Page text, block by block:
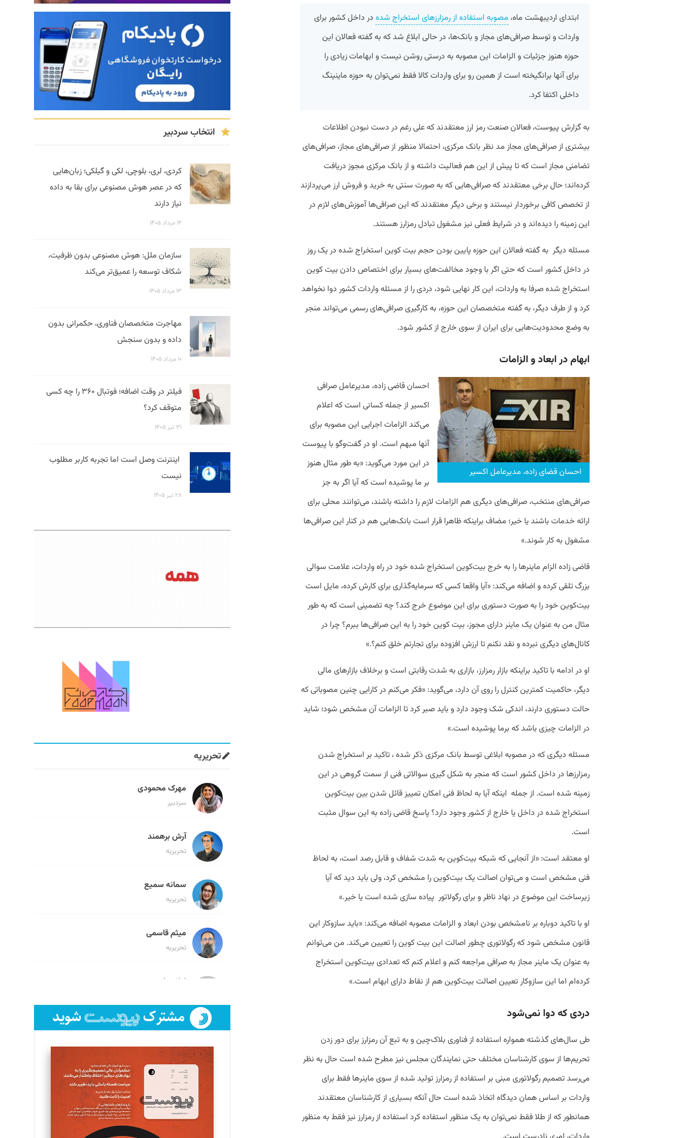
ابتدای اردی‎بهشت ماه، مصوبه استفاده از رمزارزهای استخراج شده در داخل کشور برای
واردات و توسط صرافی‌های مجاز و بانک‌ها، در حالی ابلاغ شد که به گفته فعالان این
حوزه هنوز جزئیات و الزامات این مصوبه به درستی روشن نیست و ابهامات زیادی را
برای آنها برانگیخته است از همین رو برای واردات کالا فقط نمی‌توان به حوزه ماینینگ
داخلی اکتفا کرد.
به گزارش پیوست، فعالان صنعت رمز ارز معتقدند که علی رغم در دست نبودن اطلاعات
بیشتری از صرافی‌های مجاز مد نظر بانک مرکزی، احتمالا منظور از صرافی‌های مجاز، صرافی‌های
تضامنی مجاز است که تا پیش از این هم فعالیت داشته‌ و از بانک مرکزی مجوز دریافت
کرده‌اند؛ حال برخی معتقدند که صرافی‌هایی که به صورت سنتی به خرید و فروش ارز می‌پردازند
از تخصص کافی برخوردار نیستند و برخی دیگر معتقدند که این صرافی‌ها آموزش‌های لازم در
این زمینه را دیده‌اند و در شرایط فعلی نیز مشغول تبادل رمزارز هستند.
مسئله دیگر به گفته فعالان این حوزه پایین بودن حجم بیت کوین استخراج شده در یک روز
در داخل کشور است که حتی اگر با وجود مخالفت‌های بسیار برای اختصاص دادن بیت کوین
استخراج شده صرفا به واردات، این کار نهایی شود، دردی را از مسئله واردات کشور دوا نخواهد
کرد و از طرف دیگر، به گفته متخصصان این حوزه، به کارگیری صرافی‌های رسمی می‌تواند منجر
به وضع محدودیت‌هایی برای ایران از سوی خارج از کشور شود.
ابهام در ابعاد و الزامات
احسان قضای زاده، مدیرعامل اکسیر
احسان قاضی زاده، مدیرعامل صرافی
اکسیر از جمله کسانی است که اعلام
می‌کند الزامات اجرایی این مصوبه برای
آنها مبهم است. او در گفت‌وگو با پیوست
در این مورد می‌گوید: «به طور مثال هنوز
بر ما پوشیده است که آیا اگر به جز
صرافی‌های منتخب، صرافی‌های دیگری هم الزامات لازم را داشته باشند، می‌توانند محلی برای
ارائه خدمات باشند یا خیر؛ مضاف براینکه ظاهرا قرار است بانک‌هایی هم در کنار این صرافی‌ها
مشغول به کار شوند.»
قاضی زاده الزام ماینرها را به خرج بیت‌کوین استخراج شده خود در راه واردات، علامت سوالی
بزرگ تلقی کرده و اضافه می‌کند: «آیا واقعا کسی که سرمایه‌گذاری برای کارش کرده، مایل است
بیت‌کوین خود را به صورت دستوری برای این موضوع خرج کند؟ چه تضمینی است که به طور
مثال من به عنوان یک ماینر دارای مجوز، بیت کوین خود را به این صرافی‌ها ببرم؟ چرا در
کانال‌های دیگری نبرده و نقد نکنم تا ارزش افزوده برای تجارتم خلق کنم؟.»
او در ادامه با تاکید براینکه بازار رمزارز، بازاری به شدت رقابتی است و برخلاف بازارهای مالی
دیگر، حاکمیت کمترین کنترل را روی آن دارد، می‌گوید: «فکر می‌کنم در کارایی چنین مصوباتی که
حالت دستوری دارند، اندکی شک وجود دارد و باید صبر کرد تا الزامات آن مشخص شود؛ شاید
در الزامات چیزی باشد که برما پوشیده است.»
مسئله دیگری که در مصوبه ابلاغی توسط بانک مرکزی ذکر شده ، تاکید بر استخراج شدن
رمزارزها در داخل کشور است که منجر به شکل گیری سوالاتی فنی از سمت گروهی در این
زمینه شده است. از جمله اینکه آیا به لحاظ فنی امکان تمییز قائل شدن بین بیت‌کوین
استخراج شده در داخل یا خارج از کشور وجود دارد؟ پاسخ قاضی زاده به این سوال مثبت
است.
او معتقد است: «از آنجایی که شبکه بیت‌کوین به شدت شفاف و قابل رصد است، به لحاظ
فنی مشخص است و می‌توان اصالت یک بیت‌کوین را مشخص کرد، ولی باید دید که آیا
زیرساخت این موضوع در نهاد ناظر و برای رگولاتور پیاده سازی شده است یا خیر.»
او با تاکید دوباره بر نامشخص بودن ابعاد و الزامات مصوبه اضافه می‌کند: «باید سازوکار این
قانون مشخص شود که رگولاتوری چطور اصالت این بیت کوین را تعیین می‌‌کند. من می‌توانم
به عنوان یک ماینر مجاز به صرافی مراجعه کنم و اعلام کنم که تعدادی بیت‌کوین استخراج
کرده‌ام اما این سازوکار تعیین اصالت بیت‌کوین هم از نقاط دارای ابهام است.»
دردی که دوا نمی‌شود
طی سال‌های گذشته همواره استفاده از فناوری بلاک‌چین و به تبع آن رمزارز برای دور زدن
تحریم‌ها از سوی کارشناسان مختلف حتی نمایندگان مجلس نیز مطرح شده است حال به نظر
می‌رسد تصمیم رگولاتوری مبنی بر استفاده از رمزارز تولید شده از سوی ماینرها فقط برای
واردات بر اساس همان دیدگاه اتخاذ شده است حال آنکه بسیاری از کارشناسان معتقدند
همانطور که از طلا فقط نمی‌توان به یک منظور استفاده کرد استفاده از رمزارز نیز فقط به منظور
انتخاب سردبیر
کردی، لری، بلوچی، لکی و گیلکی؛ زبان‌هایی
که در عصر هوش مصنوعی برای بقا به داده
نیاز دارند
۱۴ مرداد ۱۴۰۵
سازمان ملل: هوش مصنوعی بدون ظرفیت،
شکاف توسعه را عمیق‌تر می‌کند
۱۳ مرداد ۱۴۰۵
مهاجرت متخصصان فناوری، حکمرانی بدون
داده و بدون سنجش
۱۰ مرداد ۱۴۰۵
فیلتر در وقت اضافه؛ فوتبال ۳۶۰ را چه کسی
متوقف کرد؟
۳۱ تیر ۱۴۰۵
اینترنت وصل است اما تجربه کاربر مطلوب
نیست
۲۸ تیر ۱۴۰۵
تحریریه
مهرک محمودی
سردبیر
آرش برهمند
تحریریه
سمانه سمیع
تحریریه
میثم قاسمی
تحریریه
لیلا حنارود
فائزه فتحی رستمی
تحریریه
سروش کرمیان
تحریریه
مینا پاکدل